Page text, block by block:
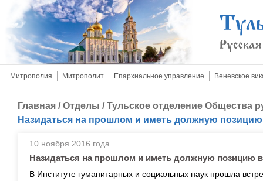
Митрополия Митрополит Епархиальное управление Веневское
Главная /Отделы /Тульское отделение Общества
Назидаться на прошлом и иметь должную
10 ноября 2016 года.
Назидаться на прошлом и иметь должную позицию
В Институте гуманитарных и социальных наук прошла